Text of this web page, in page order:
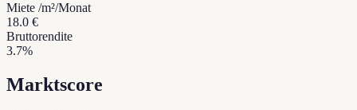
Miete /m²/Monat
18.0 €
Bruttorendite
3.7%
Marktscore